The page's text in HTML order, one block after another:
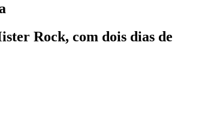
Rock, com dois dias de